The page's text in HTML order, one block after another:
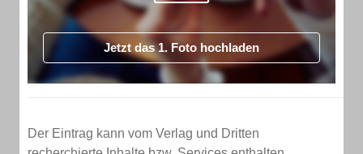
Jetzt das 1. Foto hochladen
Der Eintrag kann vom Verlag und Dritten